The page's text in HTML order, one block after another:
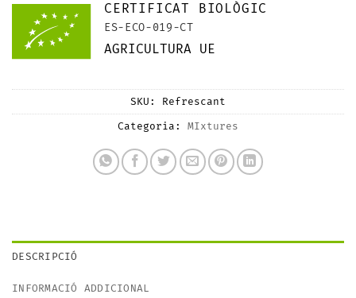
CERTIFICAT BIOLÒGIC
ES-ECO-019-CT
AGRICULTURA UE
SKU: Refrescant
Categoria: MIxtures
DESCRIPCIÓ
INFORMACIÓ ADDICIONAL